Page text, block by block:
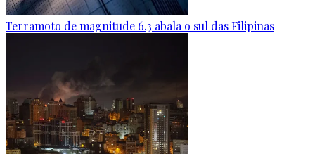
Terramoto de magnitude 6.3 abala o sul das Filipinas